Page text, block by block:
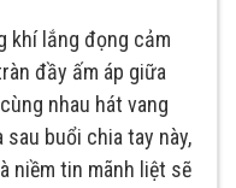
khí lắng đọng cảm
đầy ấm áp giữa
nhau hát vang
buổi chia tay này,
niềm tin mãnh liệt sẽ